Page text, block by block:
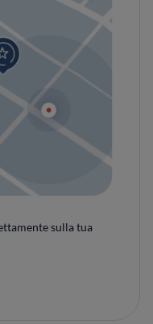
sulla tua